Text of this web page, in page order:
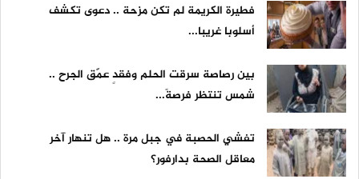
فطيرة الكريمة لم تكن مزحة .. دعوى تكشف
أسلوبا غريبا...
بين رصاصة سرقت الحلم وفقدٍ عمّق الجرح ..
شمس تنتظر فرصةً...
تفشي الحصبة في جبل مرة .. هل تنهار آخر
معاقل الصحة بدارفور؟